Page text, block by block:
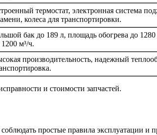
термостат, электронная система
колеса для транспортировки.
бак до 189 л, площадь обогрева до 1280
м³/ч.
производительность, надежный
и стоимости запчастей.
простые правила эксплуатации и